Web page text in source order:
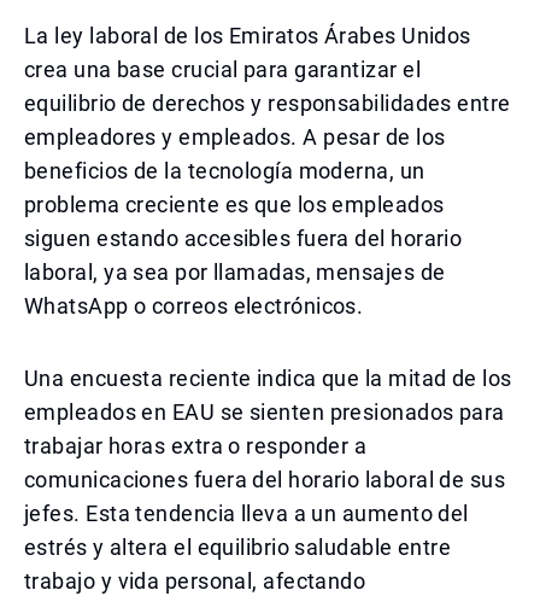
La ley laboral de los Emiratos Árabes Unidos
crea una base crucial para garantizar el
equilibrio de derechos y responsabilidades entre
empleadores y empleados. A pesar de los
beneficios de la tecnología moderna, un
problema creciente es que los empleados
siguen estando accesibles fuera del horario
laboral, ya sea por llamadas, mensajes de
WhatsApp o correos electrónicos.
Una encuesta reciente indica que la mitad de los
empleados en EAU se sienten presionados para
trabajar horas extra o responder a
comunicaciones fuera del horario laboral de sus
jefes. Esta tendencia lleva a un aumento del
estrés y altera el equilibrio saludable entre
trabajo y vida personal, afectando